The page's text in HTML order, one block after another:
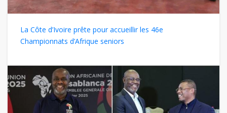
La Côte d’Ivoire prête pour accueillir les 46e
Championnats d’Afrique seniors